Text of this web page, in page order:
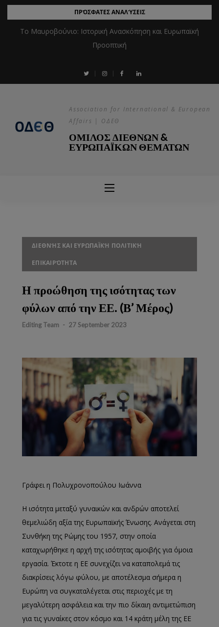
ΠΡΌΣΦΑΤΕΣ ΑΝΑΛΎΣΕΙΣ
Το Μαυροβούνιο: Ιστορική Ανασκόπηση και Ευρωπαϊκή
Προοπτική
Association for International & European
Affairs | ΟΔΕΘ
ΟΜΙΛΟΣ ΔΙΕΘΝΩΝ &
ΕΥΡΩΠΑΪΚΩΝ ΘΕΜΑΤΩΝ
ΔΙΕΘΝΉΣ ΚΑΙ ΕΥΡΩΠΑΪΚΉ ΠΟΛΙΤΙΚΉ
ΕΠΙΚΑΙΡΌΤΗΤΑ
Η προώθηση της ισότητας των
φύλων από την ΕΕ. (Β’ Μέρος)
Editing Team - 27 September 2023
Γράφει η Πολυχρονοπούλου Ιωάννα
Η ισότητα µεταξύ γυναικών και ανδρών αποτελεί
θεµελιώδη αξία της Ευρωπαϊκής Ένωσης. Ανάγεται στη
Συνθήκη της Ρώµης του 1957, στην οποία
καταχωρήθηκε η αρχή της ισότητας αµοιβής για όµοια
εργασία. Έκτοτε η ΕΕ συνεχίζει να καταπολεµά τις
διακρίσεις λόγω φύλου, µε αποτέλεσµα σήµερα η
Ευρώπη να συγκαταλέγεται στις περιοχές µε τη
µεγαλύτερη ασφάλεια και την πιο δίκαιη αντιµετώπιση
για τις γυναίκες στον κόσµο και 14 κράτη μέλη της ΕΕ